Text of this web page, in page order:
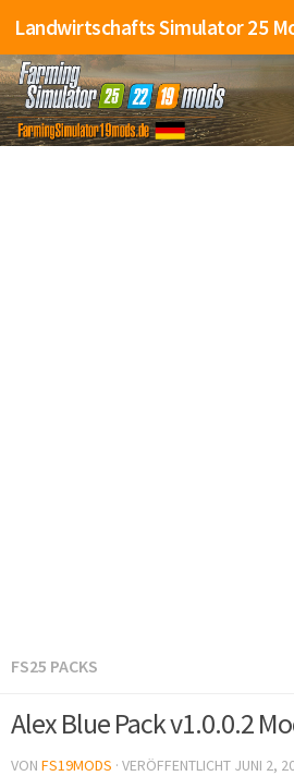
FS25 PACKS
Alex Blue Pack v1.0.0.2
VON FS19MODS · VERÖFFENTLICHT JUNI 2,